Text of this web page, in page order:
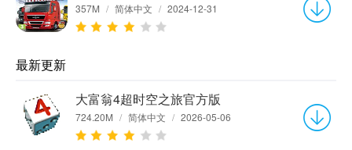
357M / 简体中文 / 2024-12-31
最新更新
大富翁4超时空之旅官方版
724.20M / 简体中文 / 2026-05-06